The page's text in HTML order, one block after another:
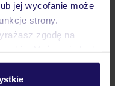
jej wycofanie może
strony.
zgodę na
w zakładkę